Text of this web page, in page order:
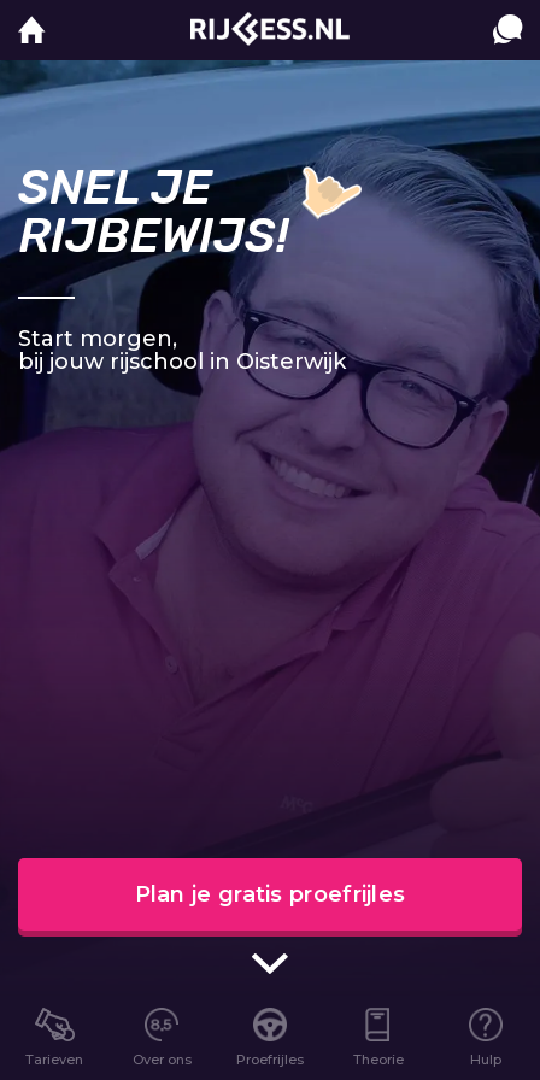
SNEL JE
RIJBEWIJS!
Start morgen,
bij jouw rijschool in Oisterwijk
Plan je gratis proefrijles
Tarieven Over ons Proefrijles Theorie Hulp